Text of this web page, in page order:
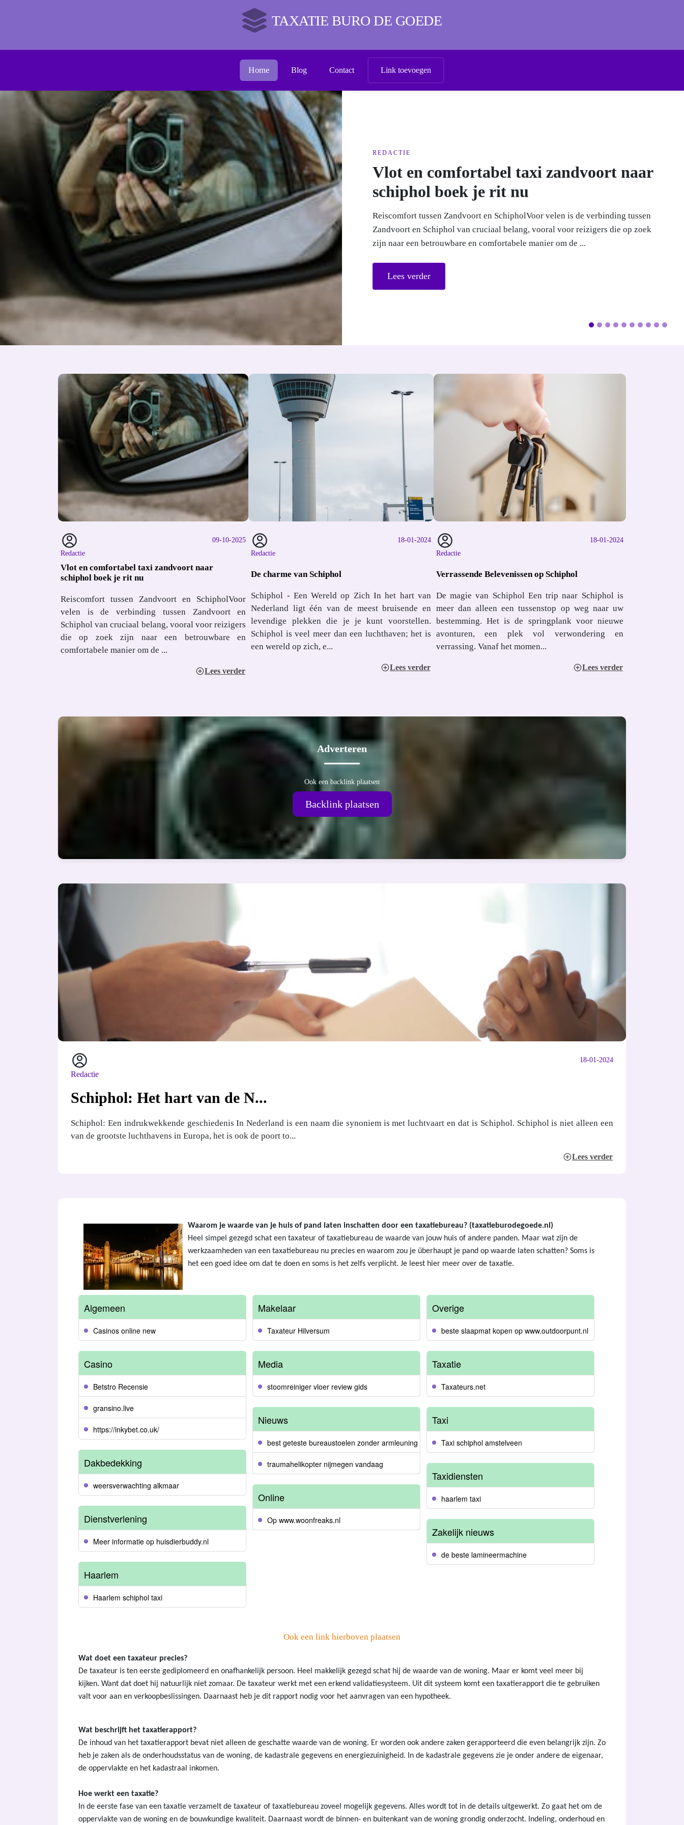
TAXATIE BURO DE GOEDE
Home Blog Contact Link toevoegen
De charme van Schiphol
meest bruisende en levendige plekken die je je kunt voorstellen. Schiphol is
veel meer dan een luchthaven; het is een wereld op zich, e...
Redactie
09-10-2025
Vlot en comfortabel taxi zandvoort naar
schiphol boek je rit nu
Reiscomfort tussen Zandvoort en SchipholVoor
velen is de verbinding tussen Zandvoort en
Schiphol van cruciaal belang, vooral voor reizigers
die op zoek zijn naar een betrouwbare en
comfortabele manier om de ...
Lees verder
Redactie
18-01-2024
De charme van Schiphol
Schiphol - Een Wereld op Zich In het hart van
Nederland ligt één van de meest bruisende en
levendige plekken die je je kunt voorstellen.
Schiphol is veel meer dan een luchthaven; het is
een wereld op zich, e...
Lees verder
Redactie
18-01-2024
Verrassende Belevenissen op Schiphol
De magie van Schiphol Een trip naar Schiphol is
meer dan alleen een tussenstop op weg naar uw
bestemming. Het is de springplank voor nieuwe
avonturen, een plek vol verwondering en
verrassing. Vanaf het momen...
Lees verder
Adverteren
Ook een backlink plaatsen
Backlink plaatsen
Redactie
18-01-2024
Schiphol: Het hart van de N...
Schiphol: Een indrukwekkende geschiedenis In Nederland is een naam die synoniem is met luchtvaart en dat is Schiphol. Schiphol is niet alleen een
van de grootste luchthavens in Europa, het is ook de poort to...
Lees verder
Waarom je waarde van je huis of pand laten inschatten door een taxatiebureau? (taxatieburodegoede.nl)
Heel simpel gezegd schat een taxateur of taxatiebureau de waarde van jouw huis of andere panden. Maar wat zijn de
werkzaamheden van een taxatiebureau nu precies en waarom zou je überhaupt je pand op waarde laten schatten? Soms is
het een goed idee om dat te doen en soms is het zelfs verplicht. Je leest hier meer over de taxatie.
Algemeen
Casinos online new
Casino
Betstro Recensie
gransino.live
https://inkybet.co.uk/
Dakbedekking
weersverwachting alkmaar
Dienstverlening
Meer informatie op huisdierbuddy.nl
Haarlem
Haarlem schiphol taxi
Makelaar
Taxateur Hilversum
Media
stoomreiniger vloer review gids
Nieuws
best geteste bureaustoelen zonder armleuning
traumahelikopter nijmegen vandaag
Online
Op www.woonfreaks.nl
Overige
beste slaapmat kopen op www.outdoorpunt.nl
Taxatie
Taxateurs.net
Taxi
Taxi schiphol amstelveen
Taxidiensten
haarlem taxi
Zakelijk nieuws
de beste lamineermachine
Ook een link hierboven plaatsen
Wat doet een taxateur precies?
De taxateur is ten eerste gediplomeerd en onafhankelijk persoon. Heel makkelijk gezegd schat hij de waarde van de woning. Maar er komt veel meer bij
kijken. Want dat doet hij natuurlijk niet zomaar. De taxateur werkt met een erkend validatiesysteem. Uit dit systeem komt een taxatierapport die te gebruiken
valt voor aan en verkoopbeslissingen. Daarnaast heb je dit rapport nodig voor het aanvragen van een hypotheek.
Wat beschrijft het taxatierapport?
De inhoud van het taxatierapport bevat niet alleen de geschatte waarde van de woning. Er worden ook andere zaken gerapporteerd die even belangrijk zijn. Zo
heb je zaken als de onderhoudsstatus van de woning, de kadastrale gegevens en energiezuinigheid. In de kadastrale gegevens zie je onder andere de eigenaar,
de oppervlakte en het kadastraal inkomen.
Hoe werkt een taxatie?
In de eerste fase van een taxatie verzamelt de taxateur of taxatiebureau zoveel mogelijk gegevens. Alles wordt tot in de details uitgewerkt. Zo gaat het om de
oppervlakte van de woning en de bouwkundige kwaliteit. Daarnaast wordt de binnen- en buitenkant van de woning grondig onderzocht. Indeling, onderhoud en